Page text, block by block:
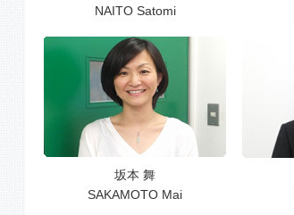
NAITO Satomi
坂本 舞
SAKAMOTO Mai